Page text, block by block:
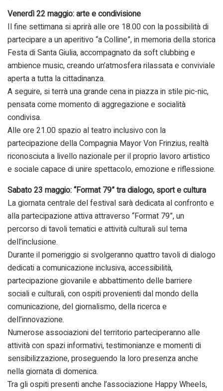
Venerdì 22 maggio: arte e condivisione
Il fine settimana si aprirà alle ore 18.00 con la possibilità di
partecipare a un aperitivo “a Colline”, in memoria della storica
Festa di Santa Giulia, accompagnato da soft clubbing e
ambience music, creando un’atmosfera rilassata e conviviale
aperta a tutta la cittadinanza.
A seguire, si terrà una grande cena in piazza in stile pic-nic,
pensata come momento di aggregazione e socialità
condivisa.
Alle ore 21.00 spazio al teatro inclusivo con la
partecipazione della Compagnia Mayor Von Frinzius, realtà
riconosciuta a livello nazionale per il proprio lavoro artistico
e sociale capace di unire spettacolo, emozione e riflessione.
Sabato 23 maggio: “Format 79” tra dialogo, sport e cultura
La giornata centrale del festival sarà dedicata al confronto e
alla partecipazione attiva attraverso “Format 79”, un
percorso di tavoli tematici e attività culturali sul tema
dell’inclusione.
Durante il pomeriggio si svolgeranno quattro tavoli di dialogo
dedicati a comunicazione inclusiva, accessibilità,
partecipazione giovanile e abbattimento delle barriere
sociali e culturali, con ospiti provenienti dal mondo della
comunicazione, del giornalismo, della ricerca e
dell’innovazione.
Numerose associazioni del territorio parteciperanno alle
attività con spazi informativi, testimonianze e momenti di
sensibilizzazione, proseguendo la loro presenza anche
nella giornata di domenica.
Tra gli ospiti presenti anche l’associazione Happy Wheels,